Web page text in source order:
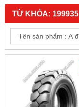
TỪ KHÓA: 199935